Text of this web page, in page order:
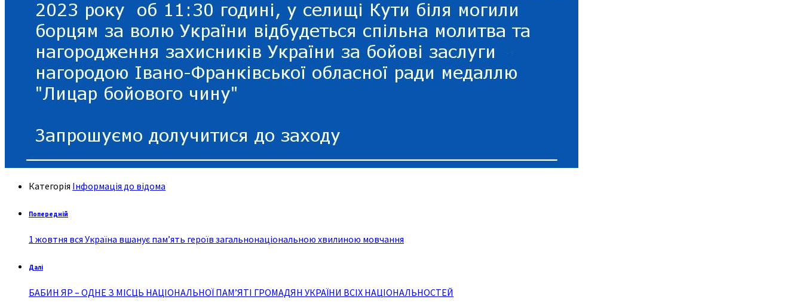
Категорія Інформація до відома
Попередній
1 жовтня вся Україна вшанує пам’ять героїв загальнонаціональною хвилиною мовчання
Далі
БАБИН ЯР – ОДНЕ З МІСЦЬ НАЦІОНАЛЬНОЇ ПАМ’ЯТІ ГРОМАДЯН УКРАЇНИ ВСІХ НАЦІОНАЛЬНОСТЕЙ